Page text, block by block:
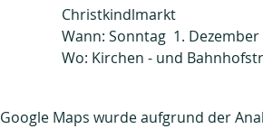
Christkindlmarkt
Wann: Sonntag  1.
Wo: Kirchen - und
Google Maps wurde aufgrund der